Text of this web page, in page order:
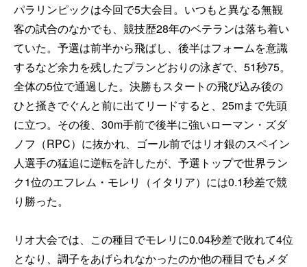
パラリンピックは今回で5大会目。いつもと異なる無観
客の試合のなかでも、競技歴28年のベテランは落ち着い
ていた。予選は前半から飛ばし、後半はフォームを意識
するなど余力を残したプランどおりの泳ぎで、51秒75。
全体の5位で通過した。決勝もスタートの飛び込み後の
ひと掻きでぐんと前に出てリードすると、25mまで先頭
に立つ。その後、30m手前で後半に強いローマン・ズダ
ノフ（RPC）に抜かれ、ゴール前ではリオ銀のスペイン
人選手の猛追に逆転を許したが、予選トップで世界ラン
ク1位のエフレム・モレリ（イタリア）には0.1秒差で競
り勝った。
リオ大会では、この種目でモレリに0.04秒差で敗れて4位
となり、調子をあげられなかったのか他の種目でもメダ